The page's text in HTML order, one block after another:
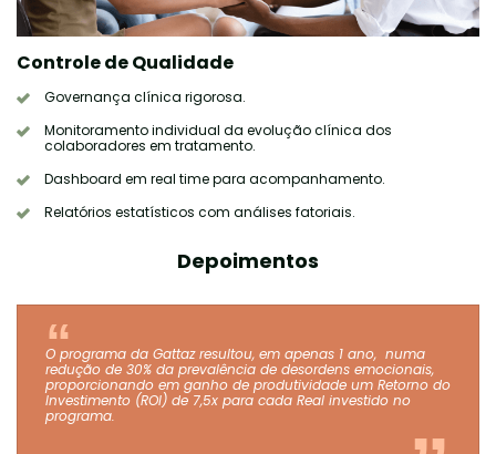
Controle de Qualidade
Governança clínica rigorosa.
Monitoramento individual da evolução clínica dos
colaboradores em tratamento.
Dashboard em real time para acompanhamento.
Relatórios estatísticos com análises fatoriais.
Depoimentos
O programa da Gattaz resultou, em apenas 1 ano, numa
redução de 30% da prevalência de desordens emocionais,
proporcionando em ganho de produtividade um Retorno do
Investimento (ROI) de 7,5x para cada Real investido no
programa.